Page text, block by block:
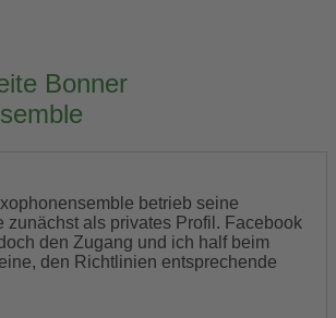
Bonner
betrieb seine
zunächst als privates Profil. Facebook
den Zugang und ich half beim
den Richtlinien entsprechende